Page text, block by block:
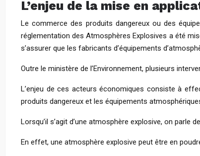
L’enjeu de la mise en
Le commerce des produits dangereux ou des
réglementation des Atmosphères Explosives a été
s’assurer que les fabricants d’équipements
Outre le ministère de l’Environnement, plusieurs
L’enjeu de ces acteurs économiques consiste à
produits dangereux et les équipements
Lorsqu’il s’agit d’une atmosphère explosive, on
En effet, une atmosphère explosive peut être en